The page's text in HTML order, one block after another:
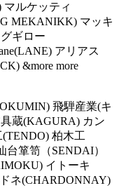
ルケッティ
MEKANIKK) マッキ
ギロー
アリアス
&more more
飛騨産業(キ
蔵(KAGURA) カン
柏木工
台箪笥（SENDAI）
イトーキ
ネ(CHARDONNAY)